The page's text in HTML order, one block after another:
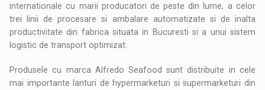
internationale cu marii producatori de peste din lume, a celor
trei linii de procesare si ambalare automatizate si de inalta
productivitate din fabrica situata in Bucuresti si a unui sistem
logistic de transport optimizat.
Produsele cu marca Alfredo Seafood sunt distribuite in cele
mai importante lanturi de hypermarketuri si supermarketuri din